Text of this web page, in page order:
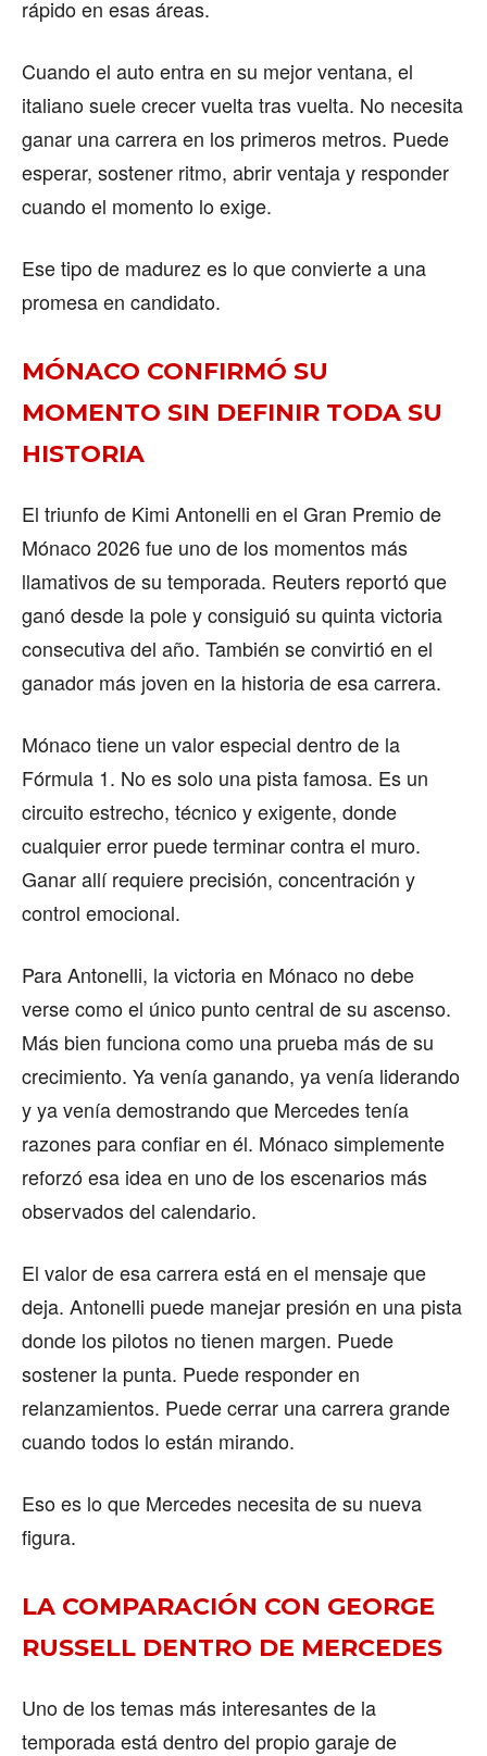
CARTAGENA
CDMX
CHICAGO
DUBAI
LAS VEGAS
LISBOA
LOS ÁNGELES
MADRID
MEDELLÍN
MONTREAL
NUEVA YORK
ORLANDO
PARÍS
TORONTO
VANCOUVER
rápido en esas áreas.
Cuando el auto entra en su mejor ventana, el
italiano suele crecer vuelta tras vuelta. No necesita
ganar una carrera en los primeros metros. Puede
esperar, sostener ritmo, abrir ventaja y responder
cuando el momento lo exige.
Ese tipo de madurez es lo que convierte a una
promesa en candidato.
MÓNACO CONFIRMÓ SU
MOMENTO SIN DEFINIR TODA SU
HISTORIA
El triunfo de Kimi Antonelli en el Gran Premio de
Mónaco 2026 fue uno de los momentos más
llamativos de su temporada. Reuters reportó que
ganó desde la pole y consiguió su quinta victoria
consecutiva del año. También se convirtió en el
ganador más joven en la historia de esa carrera.
Mónaco tiene un valor especial dentro de la
Fórmula 1. No es solo una pista famosa. Es un
circuito estrecho, técnico y exigente, donde
cualquier error puede terminar contra el muro.
Ganar allí requiere precisión, concentración y
control emocional.
Para Antonelli, la victoria en Mónaco no debe
verse como el único punto central de su ascenso.
Más bien funciona como una prueba más de su
crecimiento. Ya venía ganando, ya venía liderando
y ya venía demostrando que Mercedes tenía
razones para confiar en él. Mónaco simplemente
reforzó esa idea en uno de los escenarios más
observados del calendario.
El valor de esa carrera está en el mensaje que
deja. Antonelli puede manejar presión en una pista
donde los pilotos no tienen margen. Puede
sostener la punta. Puede responder en
relanzamientos. Puede cerrar una carrera grande
cuando todos lo están mirando.
Eso es lo que Mercedes necesita de su nueva
figura.
LA COMPARACIÓN CON GEORGE
RUSSELL DENTRO DE MERCEDES
Uno de los temas más interesantes de la
temporada está dentro del propio garaje de